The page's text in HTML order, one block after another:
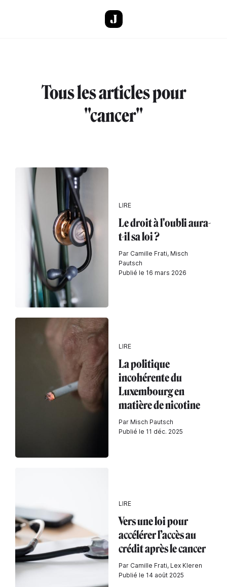
Tous les articles pour
"cancer"
LIRE
Le droit à l'oubli aura-
t-il sa loi ?
Par Camille Frati, Misch
Pautsch
Publié le 16 mars 2026
LIRE
La politique
incohérente du
Luxembourg en
matière de nicotine
Par Misch Pautsch
Publié le 11 déc. 2025
LIRE
Vers une loi pour
accélérer l’accès au
crédit après le cancer
Par Camille Frati, Lex Kleren
Publié le 14 août 2025